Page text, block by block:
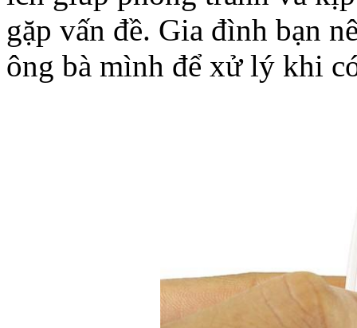
gặp vấn đề. Gia đình bạn
ông bà mình để xử lý khi